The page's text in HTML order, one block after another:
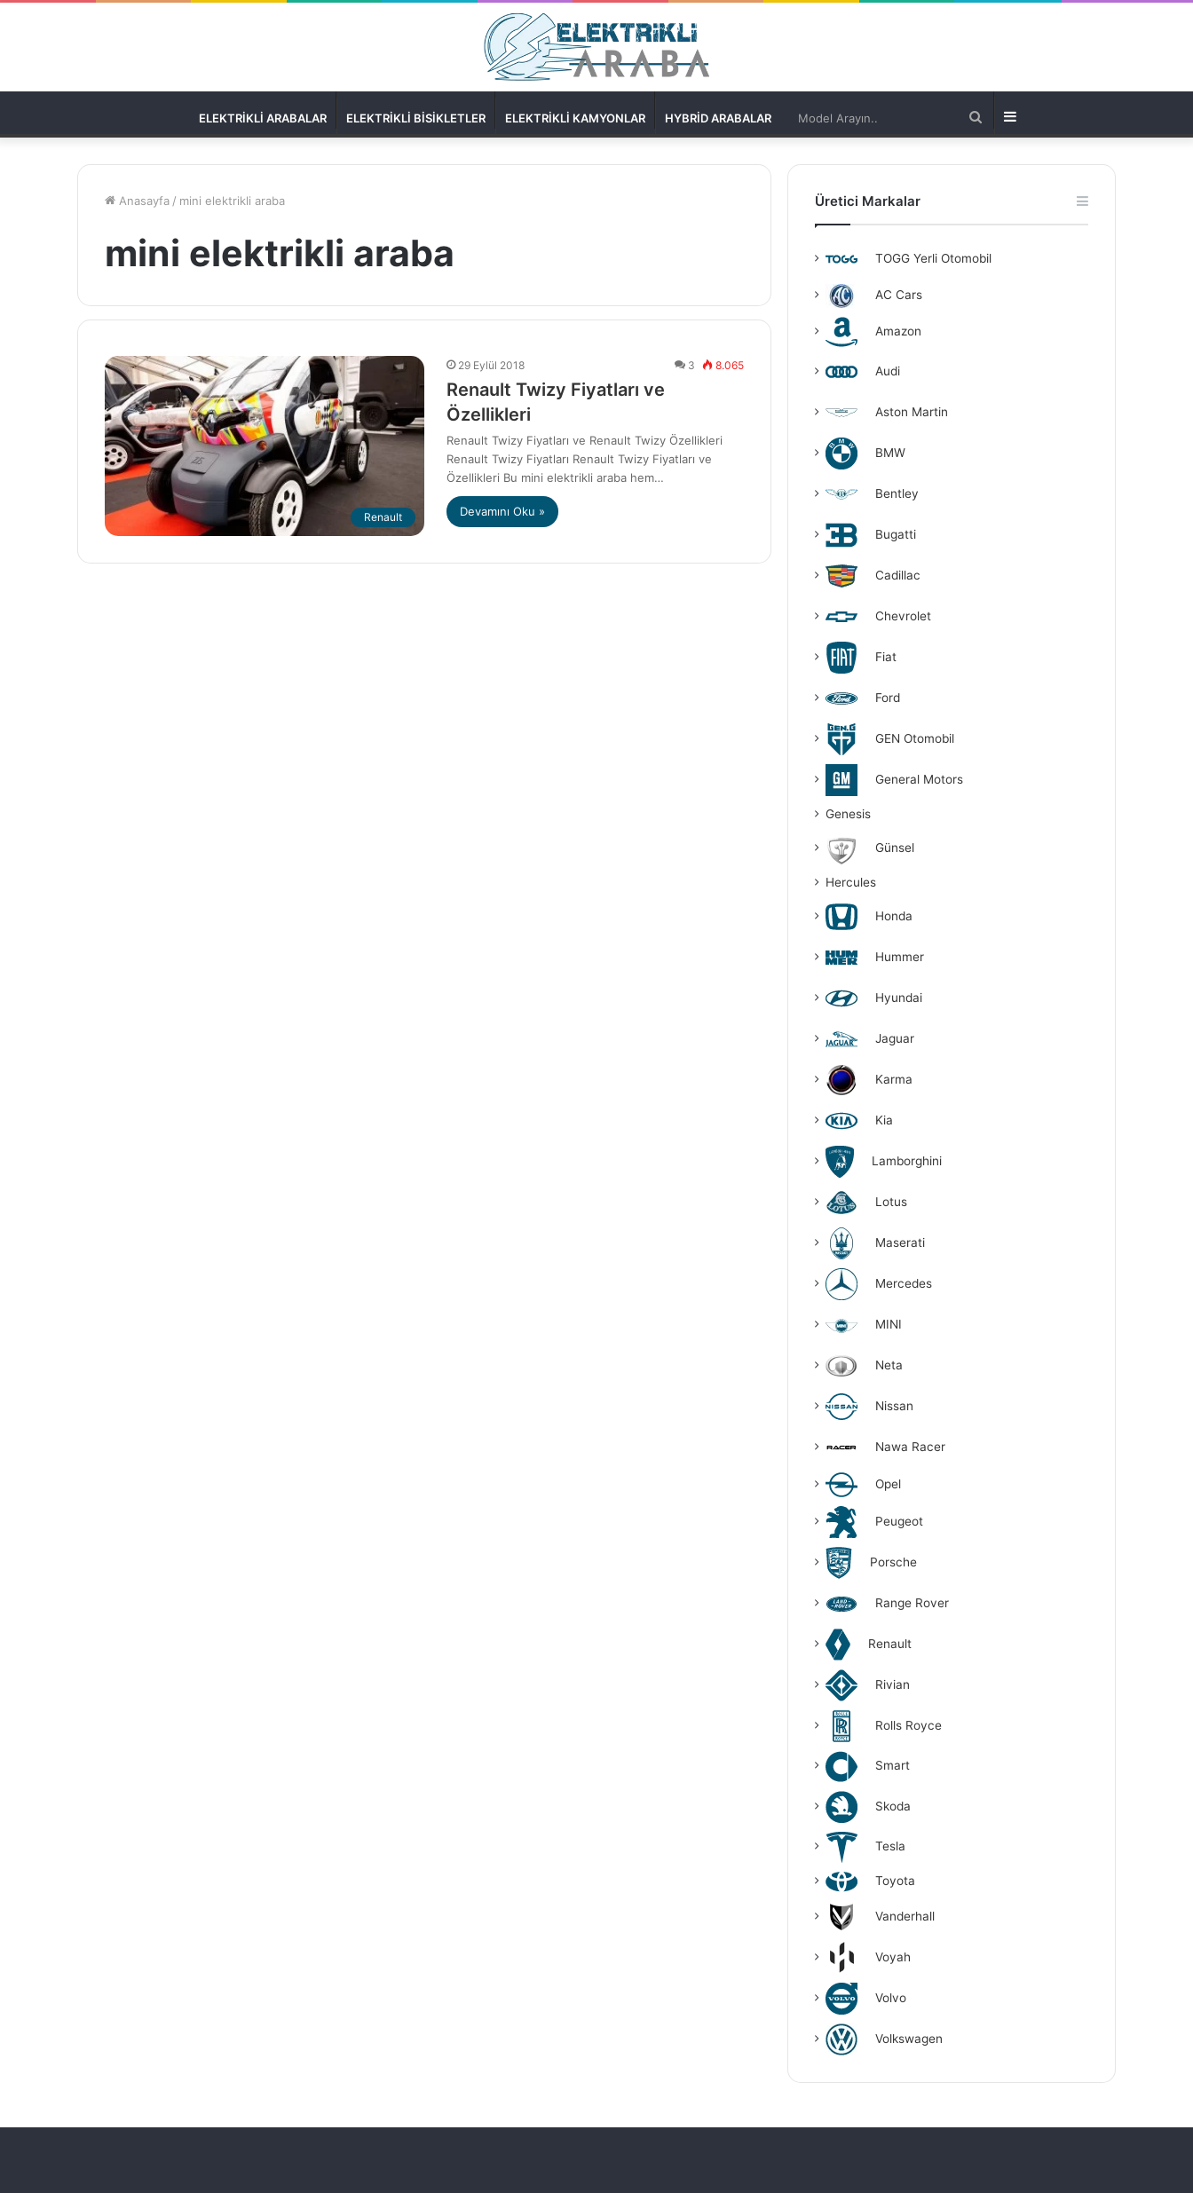
ELEKTRIKLI ARABALAR ELEKTRIKLI BISIKLETLER ELEKTRIKLI KAMYONLAR HYBRID ARABALAR Model
Arayın..
Anasayfa / mini elektrikli araba
mini elektrikli araba
Renault
29 Eylül 2018 3 8.065
Renault Twizy Fiyatları ve
Özellikleri
Renault Twizy Fiyatları ve Renault Twizy Özellikleri
Renault Twizy Fiyatları Renault Twizy Fiyatları ve
Özellikleri Bu mini elektrikli araba hem…
Devamını Oku »
Üretici Markalar
TOGG Yerli Otomobil
AC Cars
Amazon
Audi
Aston Martin
BMW
Bentley
Bugatti
Cadillac
Chevrolet
Fiat
Ford
GEN Otomobil
General Motors
Genesis
Günsel
Hercules
Honda
Hummer
Hyundai
Jaguar
Karma
Kia
Lamborghini
Lotus
Maserati
Mercedes
MINI
Neta
Nissan
Nawa Racer
Opel
Peugeot
Porsche
Range Rover
Renault
Rivian
Rolls Royce
Smart
Skoda
Tesla
Toyota
Vanderhall
Voyah
Volvo
Volkswagen